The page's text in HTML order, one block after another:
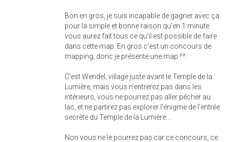
Bon en gros, je suis incapable de gagner avec ça
pour la simple et bonne raison qu'en 1 minute
vous aurez fait tous ce qu'il est possible de faire
dans cette map. En gros c'est un concours de
mapping, donc je présente une map ^^.
C'est Wendel, village juste avant le Temple de la
Lumière, mais vous n'entrerez pas dans les
intérieurs, vous ne pourrez pas aller pêcher au
lac, et ne partirez pas explorer l'énigme de l'entrée
secrète du Temple de la Lumière....
Non vous ne le pourrez pas car ce concours, ce